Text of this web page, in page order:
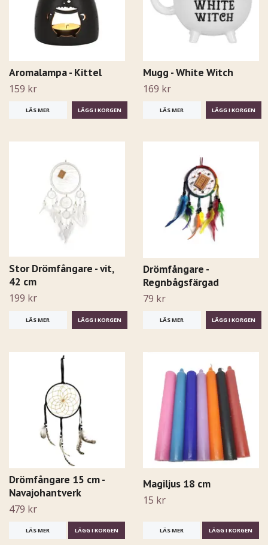
Aromalampa - Kittel
159 kr
LÄS MER
Mugg - White Witch
169 kr
LÄS MER
Stor Drömfångare - vit,
42 cm
199 kr
LÄS MER
Drömfångare -
Regnbågsfärgad
79 kr
LÄS MER
Drömfångare 15 cm -
Navajohantverk
479 kr
LÄS MER LÄGG I KORGEN
Magiljus 18 cm
15 kr
LÄS MER LÄGG I KORGEN